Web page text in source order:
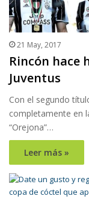
21 May, 2017
Rincón hace
Juventus
Con el segundo
completamente en
“Orejona”…
Leer más »